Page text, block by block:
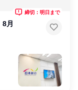
月
締切：明日まで